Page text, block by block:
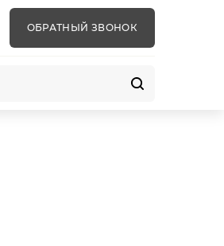
ОБРАТНЫЙ ЗВОНОК